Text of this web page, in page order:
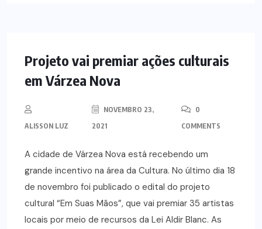
NOTÍCIAS
Projeto vai premiar ações culturais
em Várzea Nova
ALISSON LUZ
NOVEMBRO 23,
2021
0
COMMENTS
A cidade de Várzea Nova está recebendo um
grande incentivo na área da Cultura. No último dia 18
de novembro foi publicado o edital do projeto
cultural “Em Suas Mãos”, que vai premiar 35 artistas
locais por meio de recursos da Lei Aldir Blanc. As